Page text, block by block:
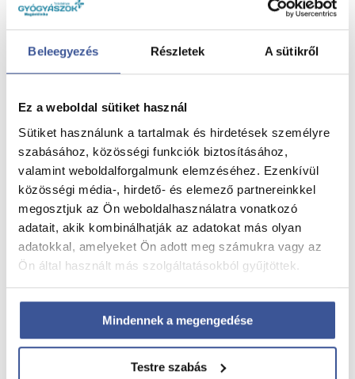
Beleegyezés Részletek A sütikről
Ez a weboldal sütiket használ
Sütiket használunk a tartalmak és hirdetések személyre
szabásához, közösségi funkciók biztosításához,
valamint weboldalforgalmunk elemzéséhez. Ezenkívül
közösségi média-, hirdető- és elemező partnereinkkel
megosztjuk az Ön weboldalhasználatra vonatkozó
adatait, akik kombinálhatják az adatokat más olyan
adatokkal, amelyeket Ön adott meg számukra vagy az
Ön által használt más szolgáltatásokból gyűjtöttek.
Mindennek a megengedése
Testre szabás